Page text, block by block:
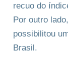
recuo do
Por outro
possibilitou
Brasil.